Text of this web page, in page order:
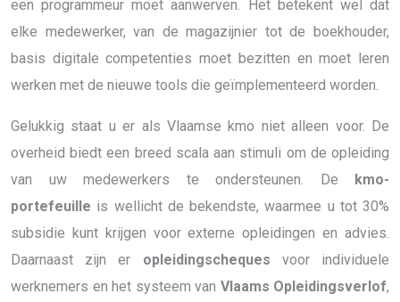
een programmeur moet aanwerven. Het betekent wel dat
elke medewerker, van de magazijnier tot de boekhouder,
basis digitale competenties moet bezitten en moet leren
werken met de nieuwe tools die geïmplementeerd worden.
Gelukkig staat u er als Vlaamse kmo niet alleen voor. De
overheid biedt een breed scala aan stimuli om de opleiding
van uw medewerkers te ondersteunen. De
kmo-
portefeuille is wellicht de bekendste, waarmee u tot 30%
subsidie kunt krijgen voor externe opleidingen en advies.
Daarnaast zijn er opleidingscheques voor individuele
werknemers en het systeem van Vlaams Opleidingsverlof,